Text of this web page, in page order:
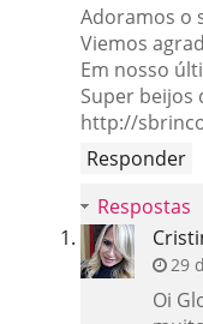
Adoramos o
Viemos
Em nosso
Super beijos
http://
Responder
Respostas
29
Oi